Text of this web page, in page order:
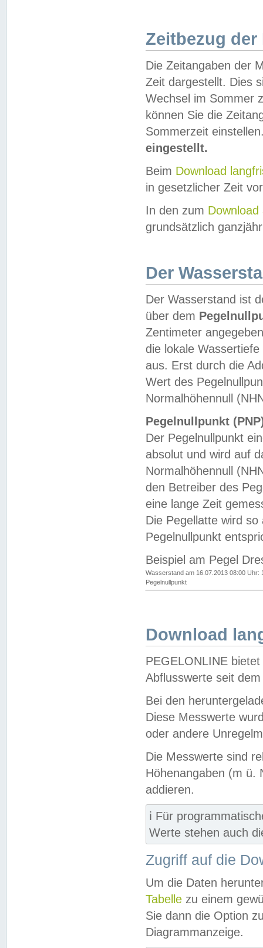
Zeitbezug der
Die Zeitangaben der
Zeit dargestellt. Dies
Wechsel im Sommer
können Sie die
Sommerzeit
eingestellt.
Beim Download
in gesetzlicher Zeit
In den zum Download
grundsätzlich
Der
Der Wasserstand ist
über dem
Zentimeter
die lokale
aus. Erst durch die
Wert des
Normalhöhennull
Pegelnullpunkt
Der Pegelnullpunkt
absolut und wird auf
Normalhöhennull
den Betreiber des
eine lange Zeit
Die Pegellatte wird
Pegelnullpunkt
Beispiel am Pegel
Wasserstand am 16.07.2013 08:00 Uhr:
Pegelnullpunkt
Download
PEGELONLINE
Abflusswerte seit
Bei den
Diese Messwerte
oder andere
Die Messwerte sind
Höhenangaben (m ü.
addieren.
ℹ️ Für
Werte stehen auch
Zugriff auf die
Um die Daten
Tabelle zu einem
Sie dann die Option
Diagrammanzeige.